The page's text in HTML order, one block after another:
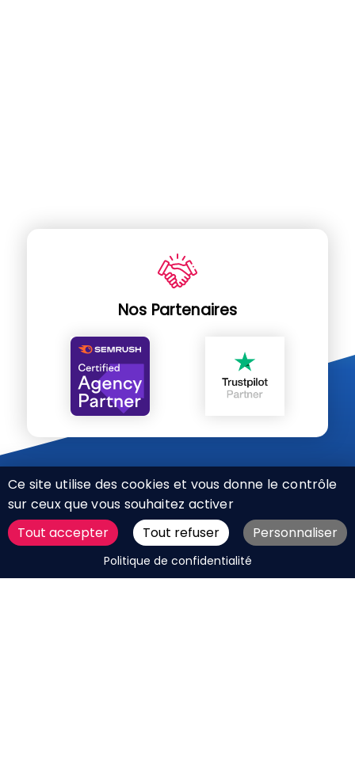
DEMANDER UN DEVIS
Nos Partenaires
CHARTE RÉSEAUX SOCIAUX
MENTIONS LÉGALES
Ce site utilise des cookies et vous donne le contrôle
sur ceux que vous souhaitez activer
Tout accepter
Tout refuser Personnaliser
Politique de confidentialité